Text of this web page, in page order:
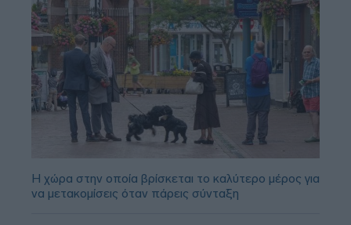
Η χώρα στην οποία βρίσκεται το καλύτερο μέρος για
να μετακομίσεις όταν πάρεις σύνταξη